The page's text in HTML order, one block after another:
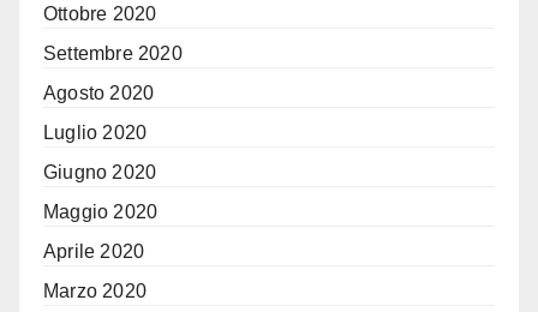
Ottobre 2020
Settembre 2020
Agosto 2020
Luglio 2020
Giugno 2020
Maggio 2020
Aprile 2020
Marzo 2020